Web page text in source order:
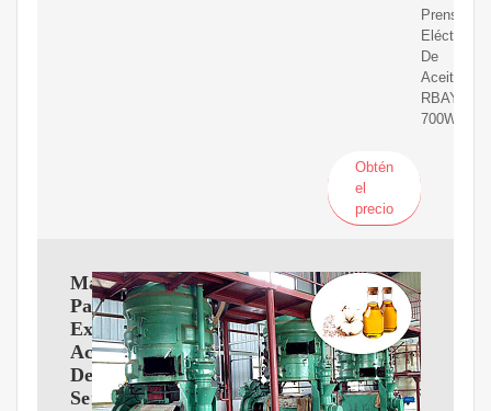
Prensa
Eléctrica
De
Aceite
700W
Obtén
el
precio
Maquina
Para
Extraer
Aceite
De
Semillas